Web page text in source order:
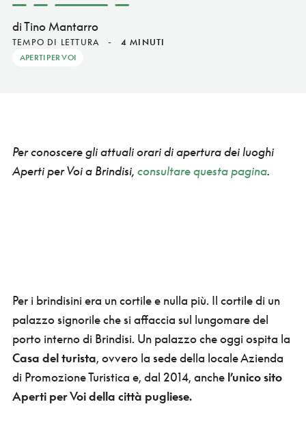
di Tino Mantarro
TEMPO DI LETTURA - 4 MINUTI
APERTI PER VOI
Per conoscere gli attuali orari di apertura dei luoghi
Aperti per Voi a Brindisi, consultare questa pagina.
Per i brindisini era un cortile e nulla più. Il cortile di un
palazzo signorile che si affaccia sul lungomare del
porto interno di Brindisi. Un palazzo che oggi ospita la
Casa del turista, ovvero la sede della locale Azienda
di Promozione Turistica e, dal 2014, anche l’unico sito
Aperti per Voi della città pugliese.